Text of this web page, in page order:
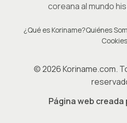
coreana al mundo
¿Qué es Koriname?Quiénes
Cookies
©2026Koriname.com.
Página web creada